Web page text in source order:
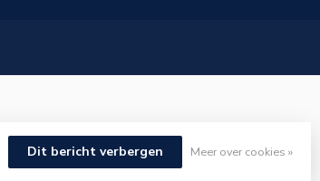
Dit bericht verbergen Meer over cookies »